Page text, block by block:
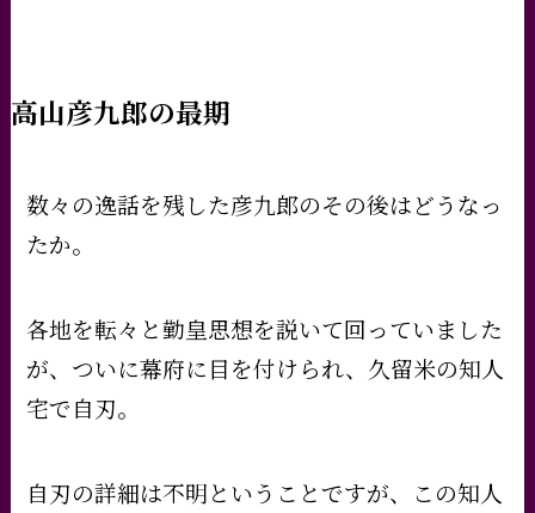
高山彦九郎の最期
数々の逸話を残した彦九郎のその後はどうなっ
たか。
各地を転々と勤皇思想を説いて回っていました
が、ついに幕府に目を付けられ、久留米の知人
宅で自刃。
自刃の詳細は不明ということですが、この知人